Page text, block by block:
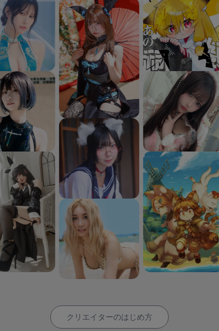
クリエイターのはじめ方